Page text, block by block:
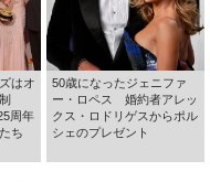
はオ
周年
ち
50歳になったジェニファ
ー・ロペス 婚約者アレッ
クス・ロドリゲスからポル
シェのプレゼント